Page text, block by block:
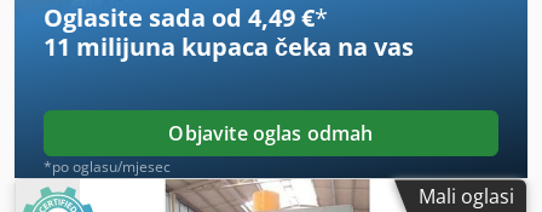
Oglasite sada od 4,49 €*
11 milijuna kupaca čeka na vas
Objavite oglas odmah
*po oglasu/mjesec
Mali oglasi